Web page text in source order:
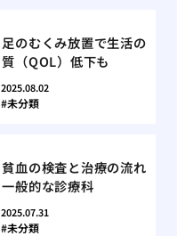
足のむくみ放置で生活の
質（QOL）低下も
2025.08.02
未分類
貧血の検査と治療の流れ
一般的な診療科
2025.07.31
未分類